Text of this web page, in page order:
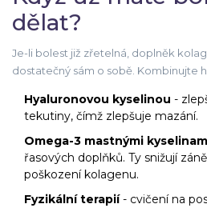
dělat?
Je-li bolest již zřetelná, doplněk
dostatečný sám o sobě. Kombinujte
Hyaluronovou kyselinou -
tekutiny, čímž zlepšuje mazání.
Omega-3 mastnými
řasových doplňků. Ty snižují
poškození kolagenu.
Fyzikální terapií- cvičení na